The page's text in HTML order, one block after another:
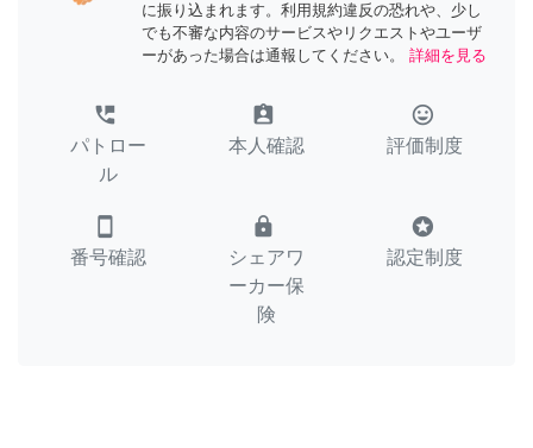
に振り込まれます。利用規約違反の恐れや、少し
でも不審な内容のサービスやリクエストやユーザ
ーがあった場合は通報してください。
詳細を見る
perm_phone_msg
パトロー
ル
assignment_ind
本人確認
tag_faces
評価制度
smartphone
番号確認
lock
シェアワ
ーカー保
険
stars
認定制度